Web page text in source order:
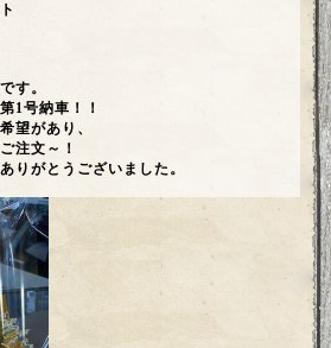
す。
1号納車！！
望があり、
注文～！
りがとうございました。